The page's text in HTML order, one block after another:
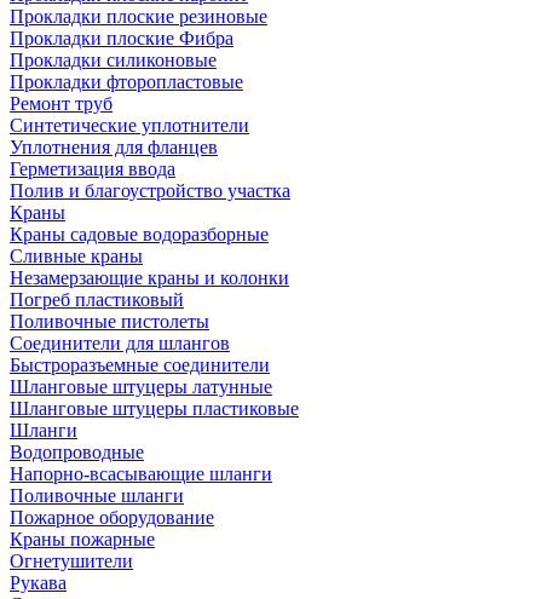
Прокладки плоские резиновые
Прокладки плоские Фибра
Прокладки силиконовые
Прокладки фторопластовые
Ремонт труб
Синтетические уплотнители
Уплотнения для фланцев
Герметизация ввода
Полив и благоустройство участка
Краны
Краны садовые водоразборные
Сливные краны
Незамерзающие краны и колонки
Погреб пластиковый
Поливочные пистолеты
Соединители для шлангов
Быстроразъемные соединители
Шланговые штуцеры латунные
Шланговые штуцеры пластиковые
Шланги
Водопроводные
Напорно-всасывающие шланги
Поливочные шланги
Пожарное оборудование
Краны пожарные
Огнетушители
Рукава